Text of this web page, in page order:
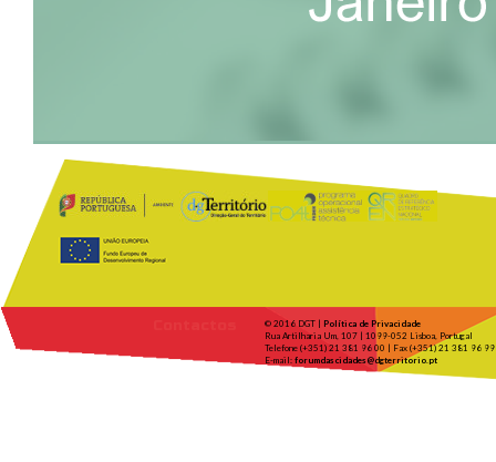
© 2016 DGT | Política de Privacidade
Rua Artilharia Um, 107 | 1099-052 Lisboa, Portugal
Telefone (+351) 21 381 96 00 | Fax (+351) 21 381 96 99
E-mail: forumdascidades@dgterritorio.pt